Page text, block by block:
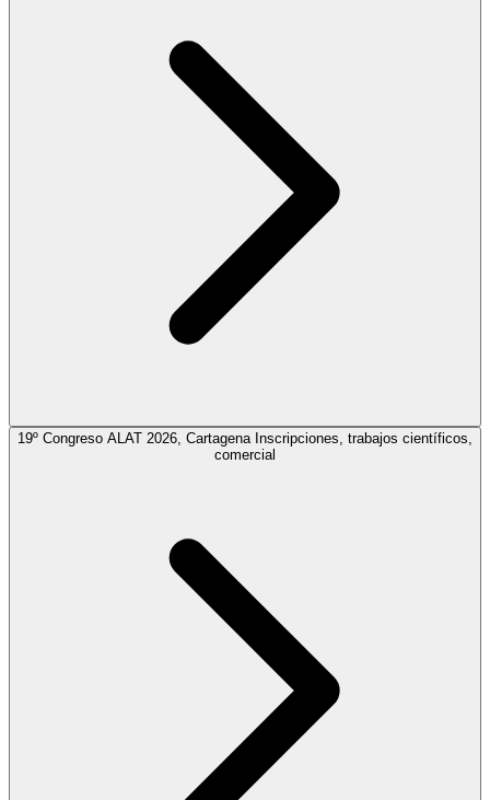
19º Congreso ALAT 2026, Cartagena Inscripciones, trabajos científicos,
comercial